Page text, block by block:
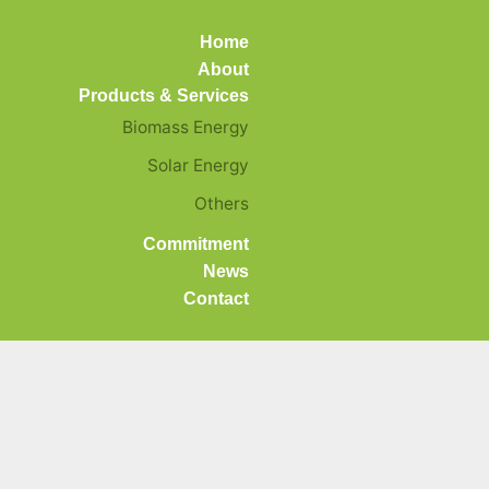
Home
About
Products & Services
Biomass Energy
Solar Energy
Others
Commitment
News
Contact